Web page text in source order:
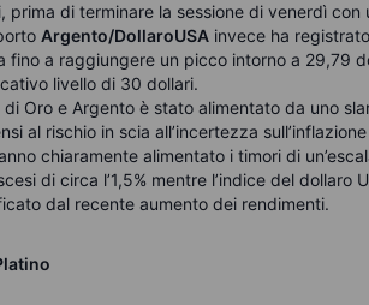
prima di terminare la sessione di venerdì con
Argento/DollaroUSA invece ha
fino a raggiungere un picco intorno a 29,79
livello di 30 dollari.
di Oro e Argento è stato alimentato da uno
al rischio in scia all’incertezza
chiaramente alimentato i timori di
di circa l’1,5% mentre l’indice del dollaro
dal recente aumento dei rendimenti.